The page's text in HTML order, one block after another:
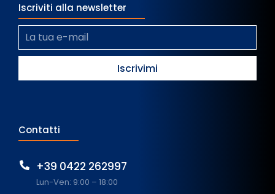
Iscriviti alla newsletter
Contatti
+39 0422 262997
Lun-Ven: 9:00 – 18:00